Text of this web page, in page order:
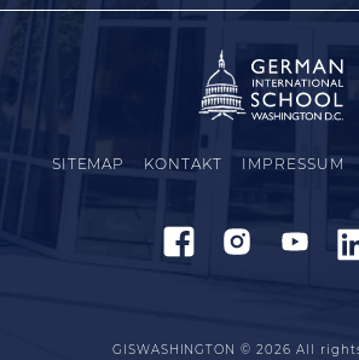
SITEMAP KONTAKT IMPRESSUM
GISWASHINGTON © 2026 All